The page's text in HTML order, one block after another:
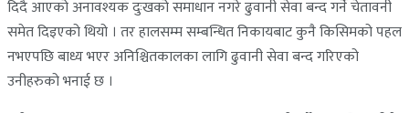
दिदै आएको अनावश्यक दुःखको समाधान नगरे ढुवानी सेवा बन्द गर्ने चेतावनी
समेत दिइएको थियो । तर हालसम्म सम्बन्धित निकायबाट कुनै किसिमको पहल
नभएपछि बाध्य भएर अनिश्चितकालका लागि ढुवानी सेवा बन्द गरिएको
उनीहरुको भनाई छ ।